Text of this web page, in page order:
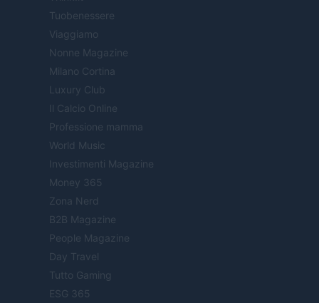
Tuobenessere
Viaggiamo
Nonne Magazine
Milano Cortina
Luxury Club
Il Calcio Online
Professione mamma
World Music
Investimenti Magazine
Money 365
Zona Nerd
B2B Magazine
People Magazine
Day Travel
Tutto Gaming
ESG 365